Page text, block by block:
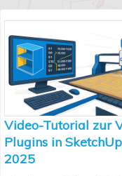
Video-Tutorial zur
Plugins in
2025